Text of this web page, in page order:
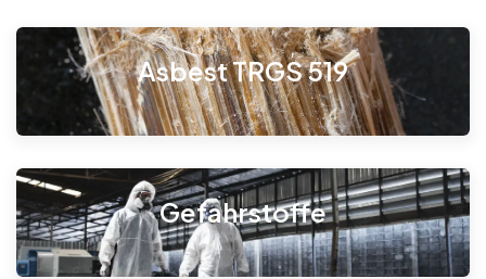
Asbest TRGS 519
Gefahrstoffe